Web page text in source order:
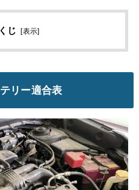
じ [表示]
リー適合表